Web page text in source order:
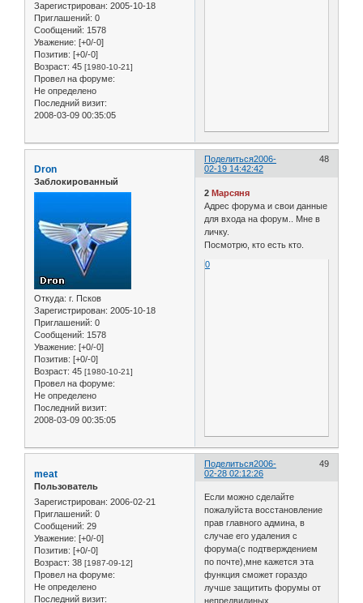
Зарегистрирован: 2005-10-18
Приглашений: 0
Сообщений: 1578
Уважение: [+0/-0]
Позитив: [+0/-0]
Возраст: 45 [1980-10-21]
Провел на форуме:
Не определено
Последний визит:
2008-03-09 00:35:05
Поделиться 48
2006-
02-19 14:42:42
Dron
Заблокированный
Откуда: г. Псков
Зарегистрирован: 2005-10-18
Приглашений: 0
Сообщений: 1578
Уважение: [+0/-0]
Позитив: [+0/-0]
Возраст: 45 [1980-10-21]
Провел на форуме:
Не определено
Последний визит:
2008-03-09 00:35:05
2Марсяня
Адрес форума и свои данные
для входа на форум.. Мне в
личку.
Посмотрю, кто есть кто.
0
Поделиться 49
2006-
02-28 02:12:26
meat
Пользователь
Зарегистрирован: 2006-02-21
Приглашений: 0
Сообщений: 29
Уважение: [+0/-0]
Позитив: [+0/-0]
Возраст: 38 [1987-09-12]
Провел на форуме:
Не определено
Последний визит:
Если можно сделайте
пожалуйста восстановление
прав главного админа, в
случае его удаления с
форума(с подтверждением
по почте),мне кажется эта
функция сможет гораздо
лучше защитить форумы от
непредвидиных